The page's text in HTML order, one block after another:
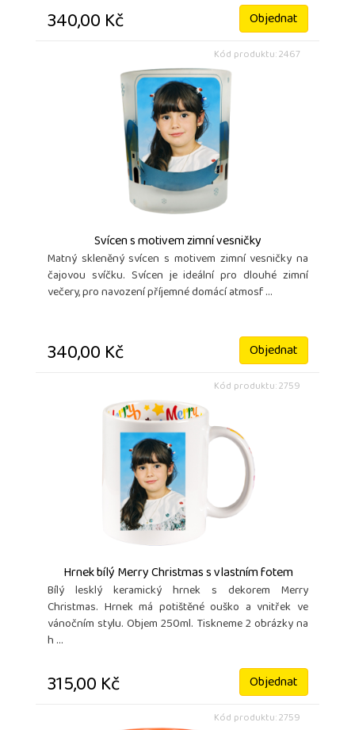
340,00 Kč Objednat
Kód produktu: 2467
Svícen s motivem zimní vesničky
Matný skleněný svícen s motivem zimní vesničky na
čajovou svíčku. Svícen je ideální pro dlouhé zimní
večery, pro navození příjemné domácí atmosf ...
340,00 Kč Objednat
Kód produktu: 2759
Hrnek bílý Merry Christmas s vlastním fotem
Bílý lesklý keramický hrnek s dekorem Merry
Christmas. Hrnek má potištěné ouško a vnitřek ve
vánočním stylu. Objem 250ml. Tiskneme 2 obrázky na
h ...
315,00 Kč Objednat
Kód produktu: 2759